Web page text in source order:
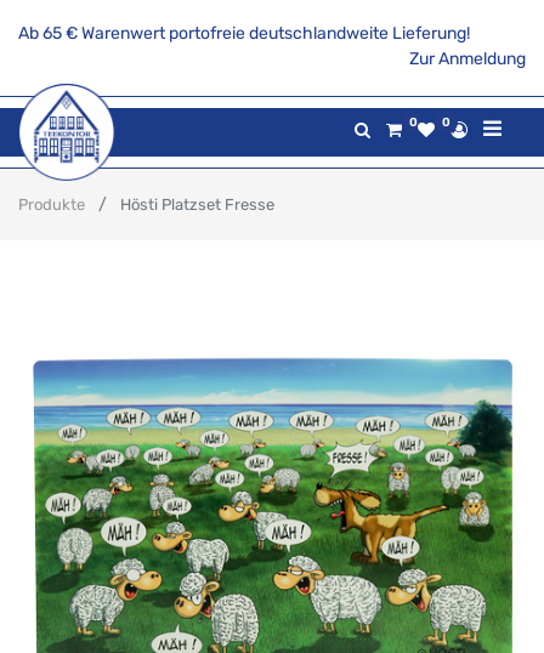
Ab 65 € Warenwert portofreie deutschlandweite Lieferung!
Zur Anmeldung
0 0
Produkte Hösti Platzset Fresse